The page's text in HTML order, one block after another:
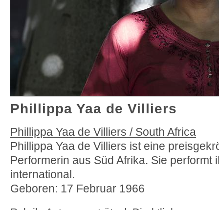
Phillippa Yaa de Villiers
Phillippa Yaa de Villiers / South Africa
Phillippa Yaa de Villiers ist eine
Performerin aus Süd Afrika. Sie performt
international.
Geboren: 17 Februar 1966